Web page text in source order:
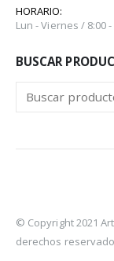
HORARIO:
Lun - Viernes / 8:00
BUSCAR
© Copyright 2021
derechos